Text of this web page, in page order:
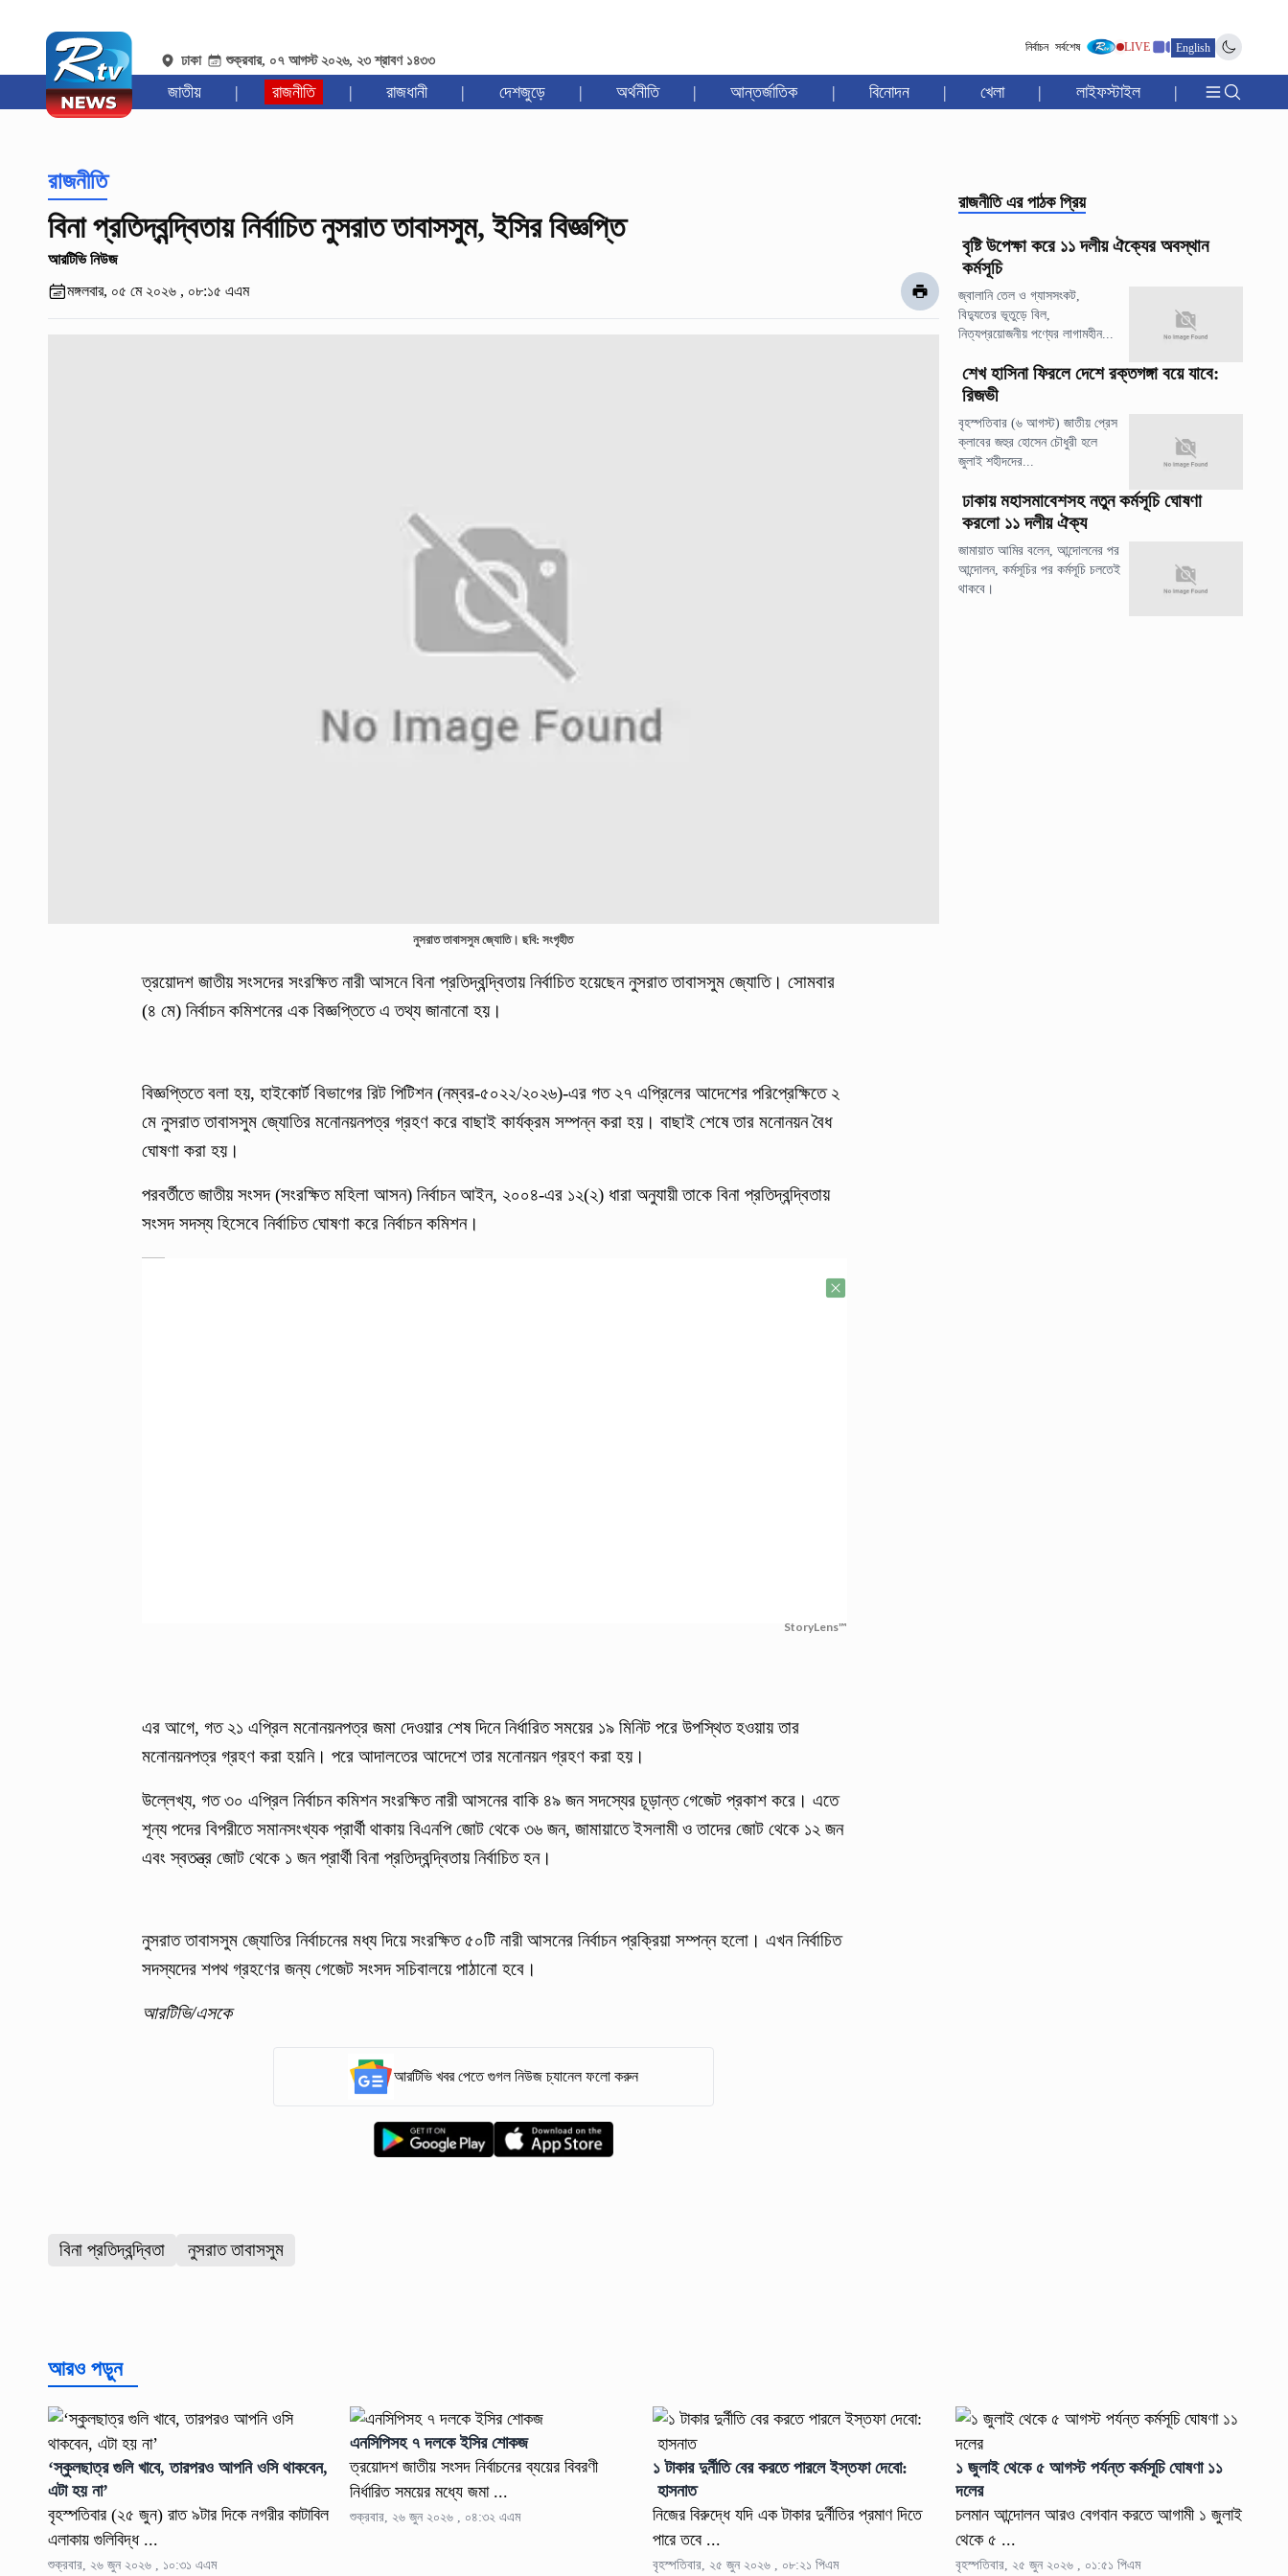
ঢাকা শুক্রবার, ০৭ আগস্ট ২০২৬, ২৩ শ্রাবণ ১৪৩৩
নির্বাচন সর্বশেষ LIVE English
জাতীয় | রাজনীতি | রাজধানী | দেশজুড়ে | অর্থনীতি | আন্তর্জাতিক | বিনোদন | খেলা | লাইফস্টাইল |
রাজনীতি
বিনা প্রতিদ্বন্দ্বিতায় নির্বাচিত নুসরাত তাবাসসুম, ইসির বিজ্ঞপ্তি
আরটিভি নিউজ
মঙ্গলবার, ০৫ মে ২০২৬ , ০৮:১৫ এএম
নুসরাত তাবাসসুম জ্যোতি। ছবি: সংগৃহীত
ত্রয়োদশ জাতীয় সংসদের সংরক্ষিত নারী আসনে বিনা প্রতিদ্বন্দ্বিতায় নির্বাচিত হয়েছেন নুসরাত তাবাসসুম জ্যোতি। সোমবার
(৪ মে) নির্বাচন কমিশনের এক বিজ্ঞপ্তিতে এ তথ্য জানানো হয়।
বিজ্ঞপ্তিতে বলা হয়, হাইকোর্ট বিভাগের রিট পিটিশন (নম্বর-৫০২২/২০২৬)-এর গত ২৭ এপ্রিলের আদেশের পরিপ্রেক্ষিতে ২
মে নুসরাত তাবাসসুম জ্যোতির মনোনয়নপত্র গ্রহণ করে বাছাই কার্যক্রম সম্পন্ন করা হয়। বাছাই শেষে তার মনোনয়ন বৈধ
ঘোষণা করা হয়।
পরবর্তীতে জাতীয় সংসদ (সংরক্ষিত মহিলা আসন) নির্বাচন আইন, ২০০৪-এর ১২(২) ধারা অনুযায়ী তাকে বিনা প্রতিদ্বন্দ্বিতায়
সংসদ সদস্য হিসেবে নির্বাচিত ঘোষণা করে নির্বাচন কমিশন।
StoryLens™
এর আগে, গত ২১ এপ্রিল মনোনয়নপত্র জমা দেওয়ার শেষ দিনে নির্ধারিত সময়ের ১৯ মিনিট পরে উপস্থিত হওয়ায় তার
মনোনয়নপত্র গ্রহণ করা হয়নি। পরে আদালতের আদেশে তার মনোনয়ন গ্রহণ করা হয়।
উল্লেখ্য, গত ৩০ এপ্রিল নির্বাচন কমিশন সংরক্ষিত নারী আসনের বাকি ৪৯ জন সদস্যের চূড়ান্ত গেজেট প্রকাশ করে। এতে
শূন্য পদের বিপরীতে সমানসংখ্যক প্রার্থী থাকায় বিএনপি জোট থেকে ৩৬ জন, জামায়াতে ইসলামী ও তাদের জোট থেকে ১২ জন
এবং স্বতন্ত্র জোট থেকে ১ জন প্রার্থী বিনা প্রতিদ্বন্দ্বিতায় নির্বাচিত হন।
নুসরাত তাবাসসুম জ্যোতির নির্বাচনের মধ্য দিয়ে সংরক্ষিত ৫০টি নারী আসনের নির্বাচন প্রক্রিয়া সম্পন্ন হলো। এখন নির্বাচিত
সদস্যদের শপথ গ্রহণের জন্য গেজেট সংসদ সচিবালয়ে পাঠানো হবে।
আরটিভি/এসকে
আরটিভি খবর পেতে গুগল নিউজ চ্যানেল ফলো করুন
বিনা প্রতিদ্বন্দ্বিতা নুসরাত তাবাসসুম
রাজনীতি এর পাঠক প্রিয়
বৃষ্টি উপেক্ষা করে ১১ দলীয় ঐক্যের অবস্থান
কর্মসূচি
জ্বালানি তেল ও গ্যাসসংকট,
বিদ্যুতের ভূতুড়ে বিল,
নিত্যপ্রয়োজনীয় পণ্যের লাগামহীন...
শেখ হাসিনা ফিরলে দেশে রক্তগঙ্গা বয়ে যাবে:
রিজভী
বৃহস্পতিবার (৬ আগস্ট) জাতীয় প্রেস
ক্লাবের জহুর হোসেন চৌধুরী হলে
জুলাই শহীদদের...
ঢাকায় মহাসমাবেশসহ নতুন কর্মসূচি ঘোষণা
করলো ১১ দলীয় ঐক্য
জামায়াত আমির বলেন, আন্দোলনের পর
আন্দোলন, কর্মসূচির পর কর্মসূচি চলতেই
থাকবে।
আরও পড়ুন
‘স্কুলছাত্র গুলি খাবে, তারপরও আপনি ওসি থাকবেন,
এটা হয় না’
বৃহস্পতিবার (২৫ জুন) রাত ৯টার দিকে নগরীর কাটাবিল
এলাকায় গুলিবিদ্ধ ...
শুক্রবার, ২৬ জুন ২০২৬ , ১০:৩১ এএম
এনসিপিসহ ৭ দলকে ইসির শোকজ
ত্রয়োদশ জাতীয় সংসদ নির্বাচনের ব্যয়ের বিবরণী
নির্ধারিত সময়ের মধ্যে জমা ...
শুক্রবার, ২৬ জুন ২০২৬ , ০৪:৩২ এএম
১ টাকার দুর্নীতি বের করতে পারলে ইস্তফা দেবো:
হাসনাত
নিজের বিরুদ্ধে যদি এক টাকার দুর্নীতির প্রমাণ দিতে
পারে তবে ...
বৃহস্পতিবার, ২৫ জুন ২০২৬ , ০৮:২১ পিএম
১ জুলাই থেকে ৫ আগস্ট পর্যন্ত কর্মসূচি ঘোষণা ১১
দলের
চলমান আন্দোলন আরও বেগবান করতে আগামী ১ জুলাই
থেকে ৫ ...
বৃহস্পতিবার, ২৫ জুন ২০২৬ , ০১:৫১ পিএম